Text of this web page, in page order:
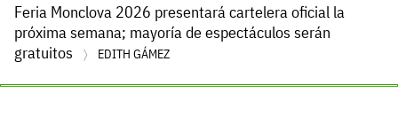
Feria Monclova 2026 presentará cartelera oficial la
próxima semana; mayoría de espectáculos serán
gratuitos
EDITH GÁMEZ